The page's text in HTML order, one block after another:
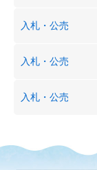
入札・公売
入札・公売
入札・公売